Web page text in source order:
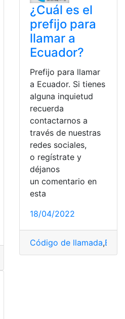
planilla teléfono,Prefijos,
¿Cuál es el
prefijo para
llamar a
Ecuador?
Prefijo para llamar
a Ecuador. Si tienes
alguna inquietud
recuerda
contactarnos a
través de nuestras
redes sociales,
o regístrate y
déjanos
un comentario en
esta
18/04/2022
Código de llamada,